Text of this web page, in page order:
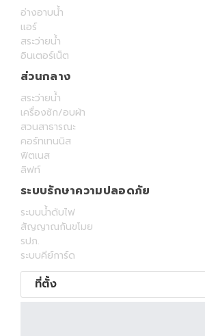
อ่างอาบน้ำ
แอร์
สระว่ายน้ำ
อินเตอร์เน็ต
ส่วนกลาง
สระว่ายน้ำ
เครื่องซัก/อบผ้า
สวนสาธารณะ
คอร์ทเทนนิส
ฟิตเนส
ลิฟท์
ระบบรักษาความปลอดภัย
ระบบน้ำดับไฟ
สัญญาณกันขโมย
รปภ.
ระบบคีย์การ์ด
ที่ตั้ง